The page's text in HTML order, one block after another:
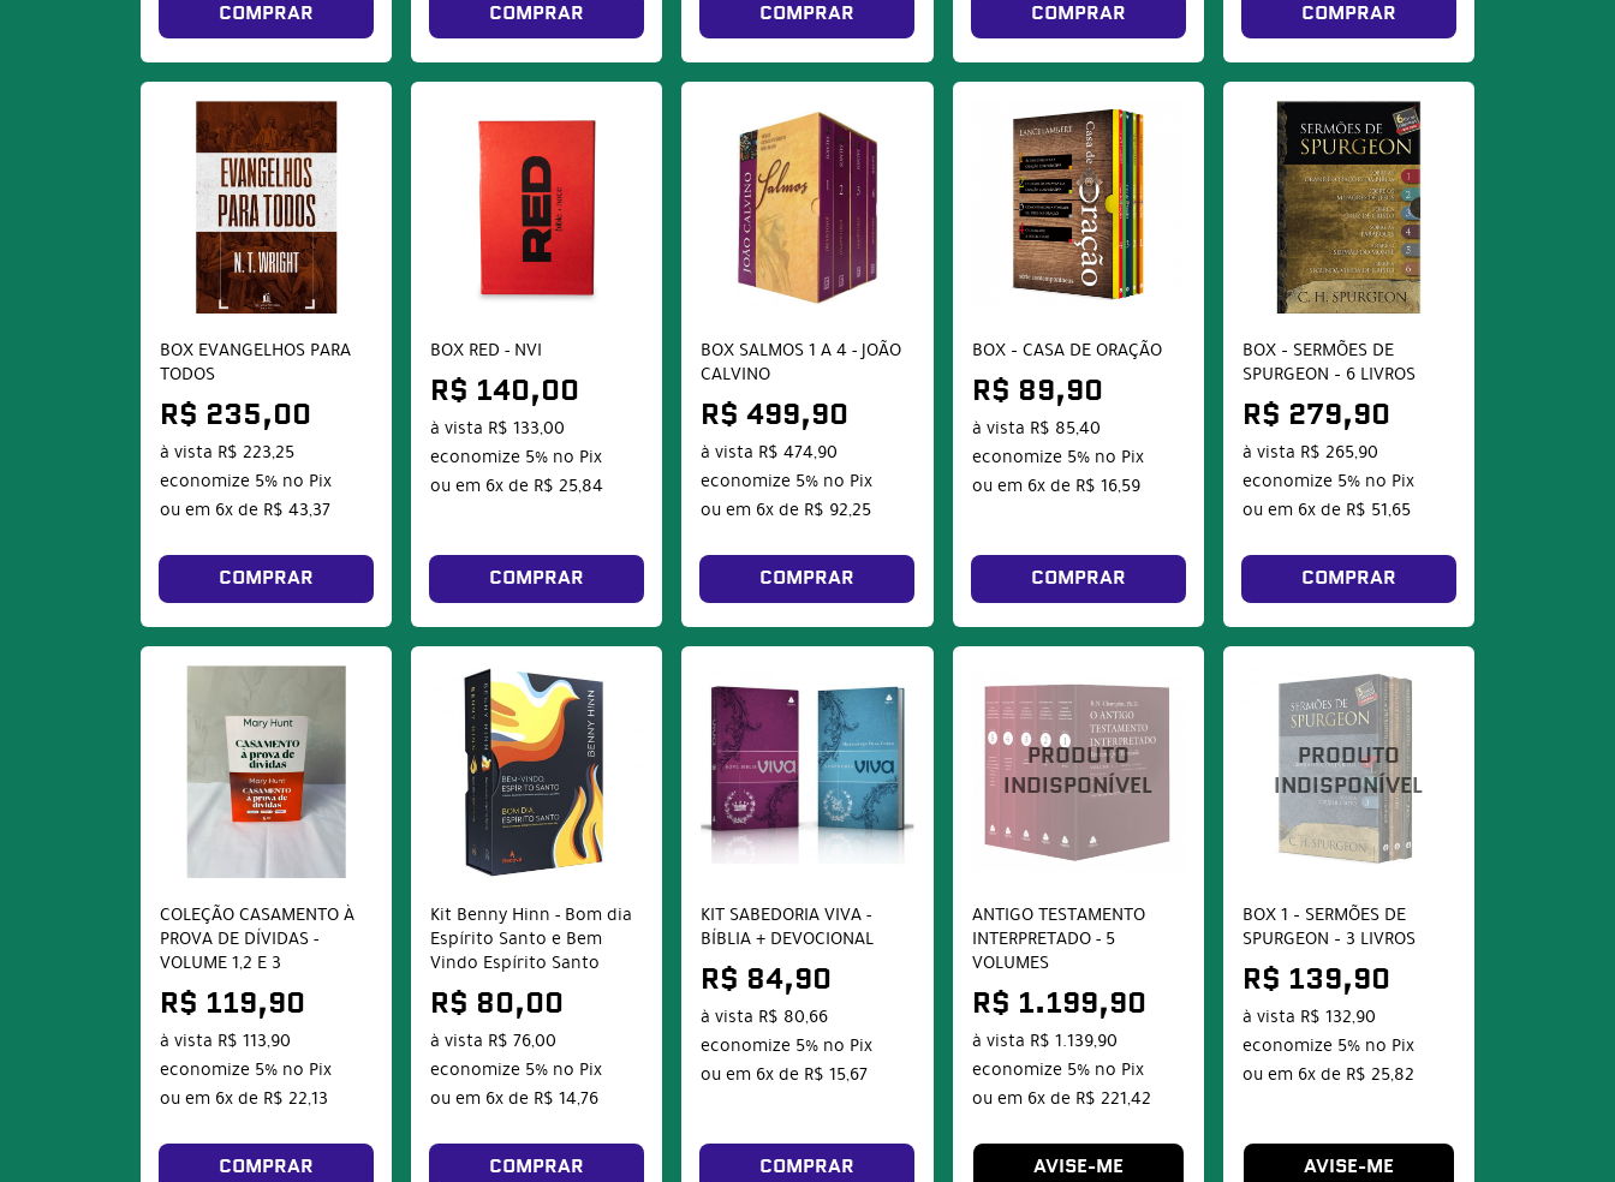
COMPRAR COMPRAR COMPRAR COMPRAR COMPRAR
BOX EVANGELHOS PARA
TODOS
R$ 235,00
à vista R$ 223,25
economize 5% no Pix
ou em 6xde R$ 43,37
COMPRAR
BOX RED - NVI
R$ 140,00
à vista R$ 133,00
economize 5% no Pix
ou em 6xde R$ 25,84
COMPRAR
BOX SALMOS 1 A 4 - JOÃO
CALVINO
R$ 499,90
à vista R$ 474,90
economize 5% no Pix
ou em 6xde R$ 92,25
COMPRAR
BOX – CASA DE ORAÇÃO
R$ 89,90
à vista R$ 85,40
economize 5% no Pix
ou em 6xde R$ 16,59
COMPRAR
BOX – SERMÕES DE
SPURGEON – 6 LIVROS
R$ 279,90
à vista R$ 265,90
economize 5% no Pix
ou em 6xde R$ 51,65
COMPRAR
COLEÇÃO CASAMENTO À
PROVA DE DÍVIDAS -
VOLUME 1,2 E 3
R$ 119,90
à vista R$ 113,90
economize 5% no Pix
ou em 6xde R$ 22,13
COMPRAR
Kit Benny Hinn - Bom dia
Espírito Santo e Bem
Vindo Espírito Santo
R$ 80,00
à vista R$ 76,00
economize 5% no Pix
ou em 6xde R$ 14,76
COMPRAR
KIT SABEDORIA VIVA -
BÍBLIA + DEVOCIONAL
R$ 84,90
à vista R$ 80,66
economize 5% no Pix
ou em 6xde R$ 15,67
COMPRAR
ANTIGO TESTAMENTO
INTERPRETADO - 5
VOLUMES
R$ 1.199,90
à vista R$ 1.139,90
economize 5% no Pix
ou em 6xde R$ 221,42
AVISE-ME
BOX 1 – SERMÕES DE
SPURGEON – 3 LIVROS
R$ 139,90
à vista R$ 132,90
economize 5% no Pix
ou em 6xde R$ 25,82
AVISE-ME